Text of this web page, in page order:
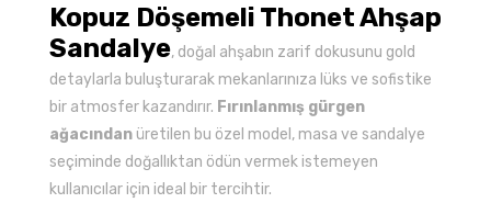
Kopuz Döşemeli Thonet Ahşap
Sandalye, doğal ahşabın zarif dokusunu gold
detaylarla buluşturarak mekanlarınıza lüks ve sofistike
bir atmosfer kazandırır. Fırınlanmış gürgen
ağacından üretilen bu özel model, masa ve sandalye
seçiminde doğallıktan ödün vermek istemeyen
kullanıcılar için ideal bir tercihtir.